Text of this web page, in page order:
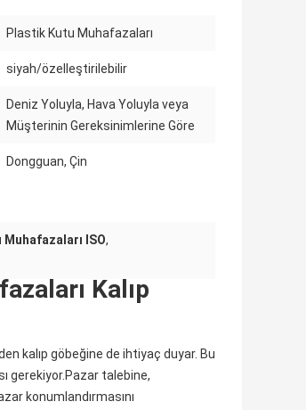
Plastik Kutu Muhafazaları
siyah/özelleştirilebilir
Deniz Yoluyla, Hava Yoluyla veya
Müşterinin Gereksinimlerine Göre
Dongguan, Çin
ISO,
Kalıp
kalıp göbeğine de ihtiyaç duyar. Bu
gerekiyor.Pazar talebine,
konumlandırmasını